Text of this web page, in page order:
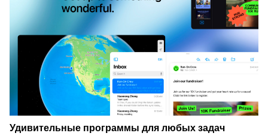
Удивительные программы для любых задач